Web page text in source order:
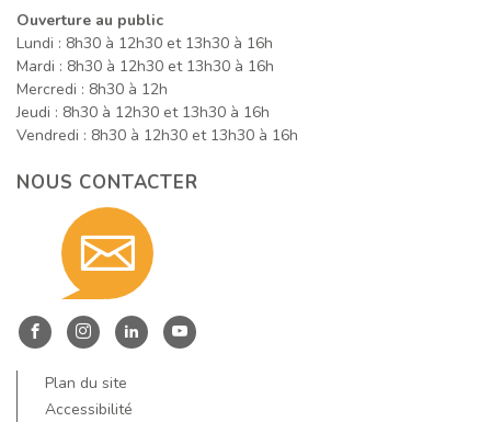
Ouverture au public
Lundi : 8h30 à 12h30 et 13h30 à 16h
Mardi : 8h30 à 12h30 et 13h30 à 16h
Mercredi : 8h30 à 12h
Jeudi : 8h30 à 12h30 et 13h30 à 16h
Vendredi : 8h30 à 12h30 et 13h30 à 16h
NOUS CONTACTER
nous
Entre Entre
Entre Entre
Plan du site
Accessibilité